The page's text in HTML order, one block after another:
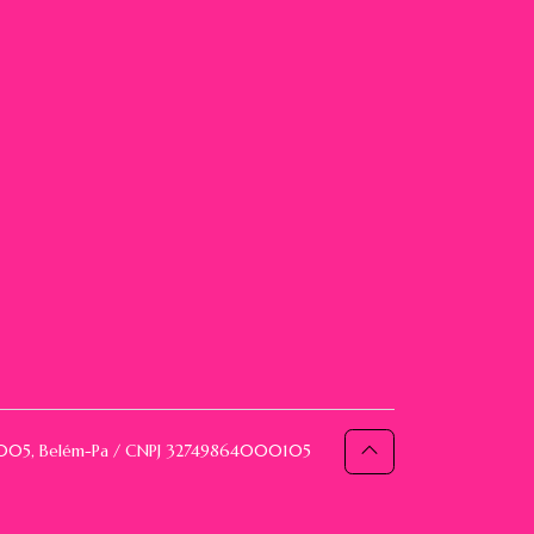
Belém-Pa / CNPJ 32749864000105